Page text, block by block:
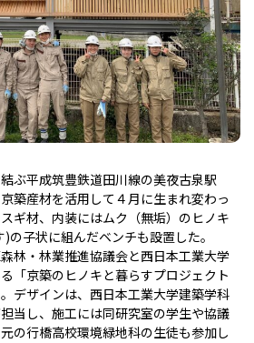
ぶ平成筑豊鉄道田川線の美夜古泉駅
築産材を活用して４月に生まれ変わっ
ギ材、内装にはムク（無垢）のヒノキ
子状に組んだベンチも設置した。
林・林業推進協議会と西日本工業大学
「京築のヒノキと暮らすプロジェクト
。デザインは、西日本工業大学建築学科
当し、施工には同研究室の学生や協議
の行橋高校環境緑地科の生徒も参加し